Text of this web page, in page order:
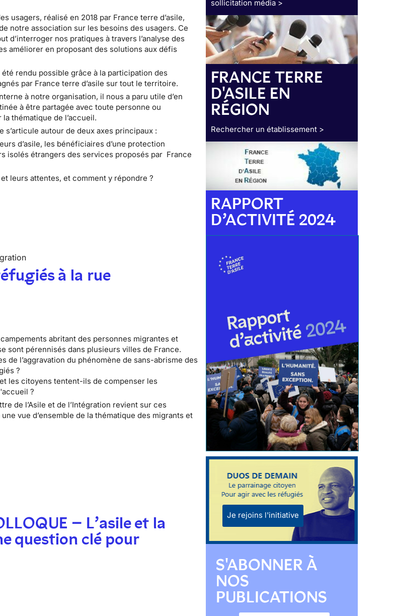
usagers, réalisé en 2018 par France terre d’asile,
notre association sur les besoins des usagers. Ce
d’interroger nos pratiques à travers l’analyse des
améliorer en proposant des solutions aux défis
rendu possible grâce à la participation des
par France terre d’asile sur tout le territoire.
à notre organisation, il nous a paru utile d’en
à être partagée avec toute personne ou
thématique de l’accueil.
s’articule autour de deux axes principaux :
d’asile, les bénéficiaires d’une protection
isolés étrangers des services proposés par France
leurs attentes, et comment y répondre ?
à la rue
abritant des personnes migrantes et
sont pérennisés dans plusieurs villes de France.
de l’aggravation du phénomène de sans-abrisme des
?
les citoyens tentent-ils de compenser les
?
de l’Asile et de l’Intégration revient sur ces
vue d’ensemble de la thématique des migrants et
– L’asile et la
question clé pour
sollicitation média >
FRANCE TERRE
D'ASILE EN
RÉGION
Rechercher un établissement >
RAPPORT
D’ACTIVITÉ 2024
Je rejoins l'initiative
S'ABONNER À
NOS
PUBLICATIONS